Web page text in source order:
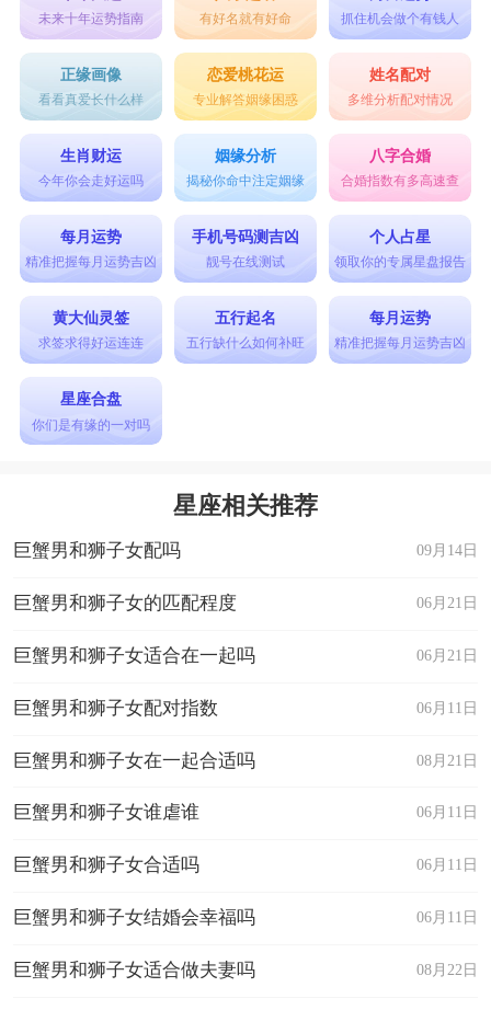
未来十年运势指南 有好名就有好命 抓住机会做个有钱人
正缘画像
看看真爱长什么样
恋爱桃花运
专业解答姻缘困惑
姓名配对
多维分析配对情况
生肖财运
今年你会走好运吗
姻缘分析
揭秘你命中注定姻缘
八字合婚
合婚指数有多高速查
每月运势
精准把握每月运势吉凶
手机号码测吉凶
靓号在线测试
个人占星
领取你的专属星盘报告
黄大仙灵签
求签求得好运连连
五行起名
五行缺什么如何补旺
每月运势
精准把握每月运势吉凶
星座合盘
你们是有缘的一对吗
星座相关推荐
09月14日
巨蟹男和狮子女配吗
06月21日
巨蟹男和狮子女的匹配程度
06月21日
巨蟹男和狮子女适合在一起吗
06月11日
巨蟹男和狮子女配对指数
08月21日
巨蟹男和狮子女在一起合适吗
06月11日
巨蟹男和狮子女谁虐谁
06月11日
巨蟹男和狮子女合适吗
06月11日
巨蟹男和狮子女结婚会幸福吗
08月22日
巨蟹男和狮子女适合做夫妻吗